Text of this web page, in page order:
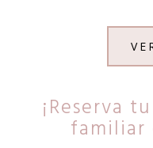
¡Reserva
familiar